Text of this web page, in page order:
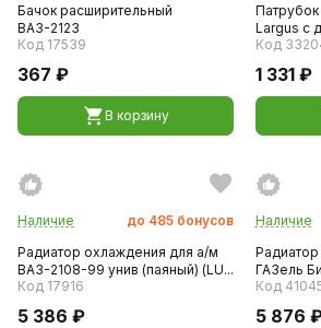
Бачок расширительный
ВАЗ-2123
Код 17539
367 ₽
В корзину
Largus с
Код
1 331 ₽
Наличие до 485 бонусов
Радиатор охлаждения для а/м
ВАЗ-2108-99 унив (паяный) (LU...
Код 17916
5 386 ₽
Наличие
ГАЗель
Код
5 876